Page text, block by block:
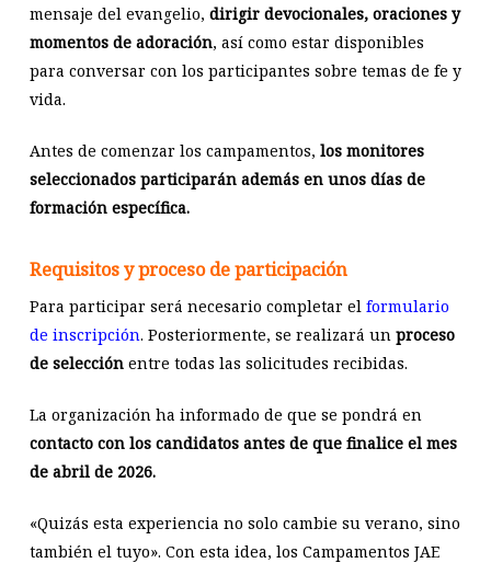
mensaje del evangelio, dirigir devocionales, oraciones y
momentos de adoración, así como estar disponibles
para conversar con los participantes sobre temas de fe y
vida.
Antes de comenzar los campamentos, los monitores
seleccionados participarán además en unos días de
formación específica.
Requisitos y proceso de participación
Para participar será necesario completar el formulario
de inscripción. Posteriormente, se realizará un proceso
de selecciónentre todas las solicitudes recibidas.
La organización ha informado de que se pondrá en
contacto con los candidatos antes de que finalice el mes
de abril de 2026.
«Quizás esta experiencia no solo cambie su verano, sino
también el tuyo». Con esta idea, los Campamentos JAE